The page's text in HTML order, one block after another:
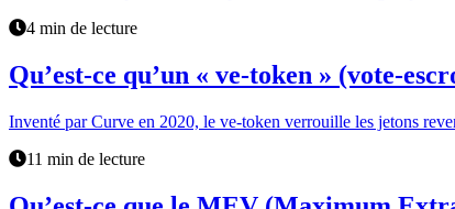
4 min de lecture
Qu’est-ce qu’un « ve-token » (vote-
Inventé par Curve en 2020, le ve-token verrouille les jetons
11 min de lecture